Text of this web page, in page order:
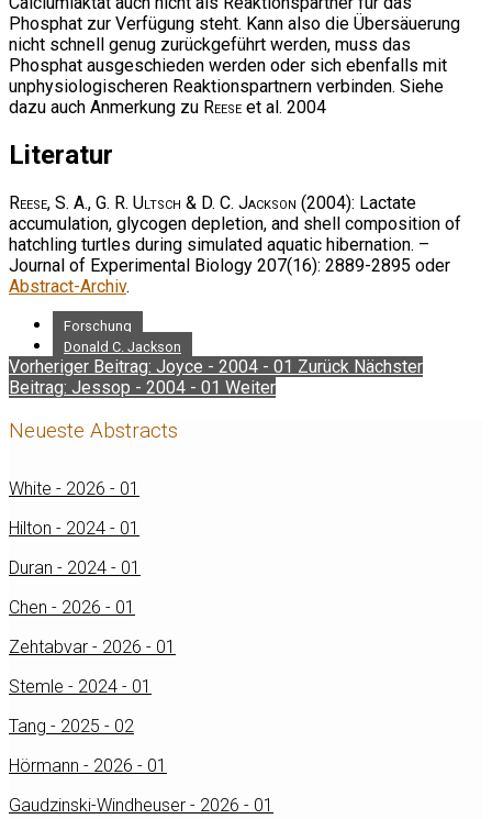
Phosphat zur Verfügung steht. Kann also die Übersäuerung
nicht schnell genug zurückgeführt werden, muss das
Phosphat ausgeschieden werden oder sich ebenfalls mit
unphysiologischeren Reaktionspartnern verbinden. Siehe
dazu auch Anmerkung zu Reese et al. 2004
Literatur
Reese, S. A., G. R. Ultsch & D. C. Jackson (2004): Lactate
accumulation, glycogen depletion, and shell composition of
hatchling turtles during simulated aquatic hibernation. –
Journal of Experimental Biology 207(16): 2889-2895 oder
Abstract-Archiv.
Forschung
Donald C. Jackson
Vorheriger Beitrag: Joyce - 2004 - 01 Zurück Nächster
Beitrag: Jessop - 2004 - 01 Weiter
Neueste Abstracts
White - 2026 - 01
Hilton - 2024 - 01
Duran - 2024 - 01
Chen - 2026 - 01
Zehtabvar - 2026 - 01
Stemle - 2024 - 01
Tang - 2025 - 02
Hörmann - 2026 - 01
Gaudzinski-Windheuser - 2026 - 01